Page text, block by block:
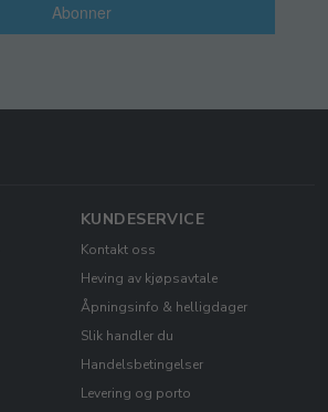
Abonner
KUNDESERVICE
Kontakt oss
Heving av kjøpsavtale
Åpningsinfo & helligdager
Slik handler du
Handelsbetingelser
Levering og porto